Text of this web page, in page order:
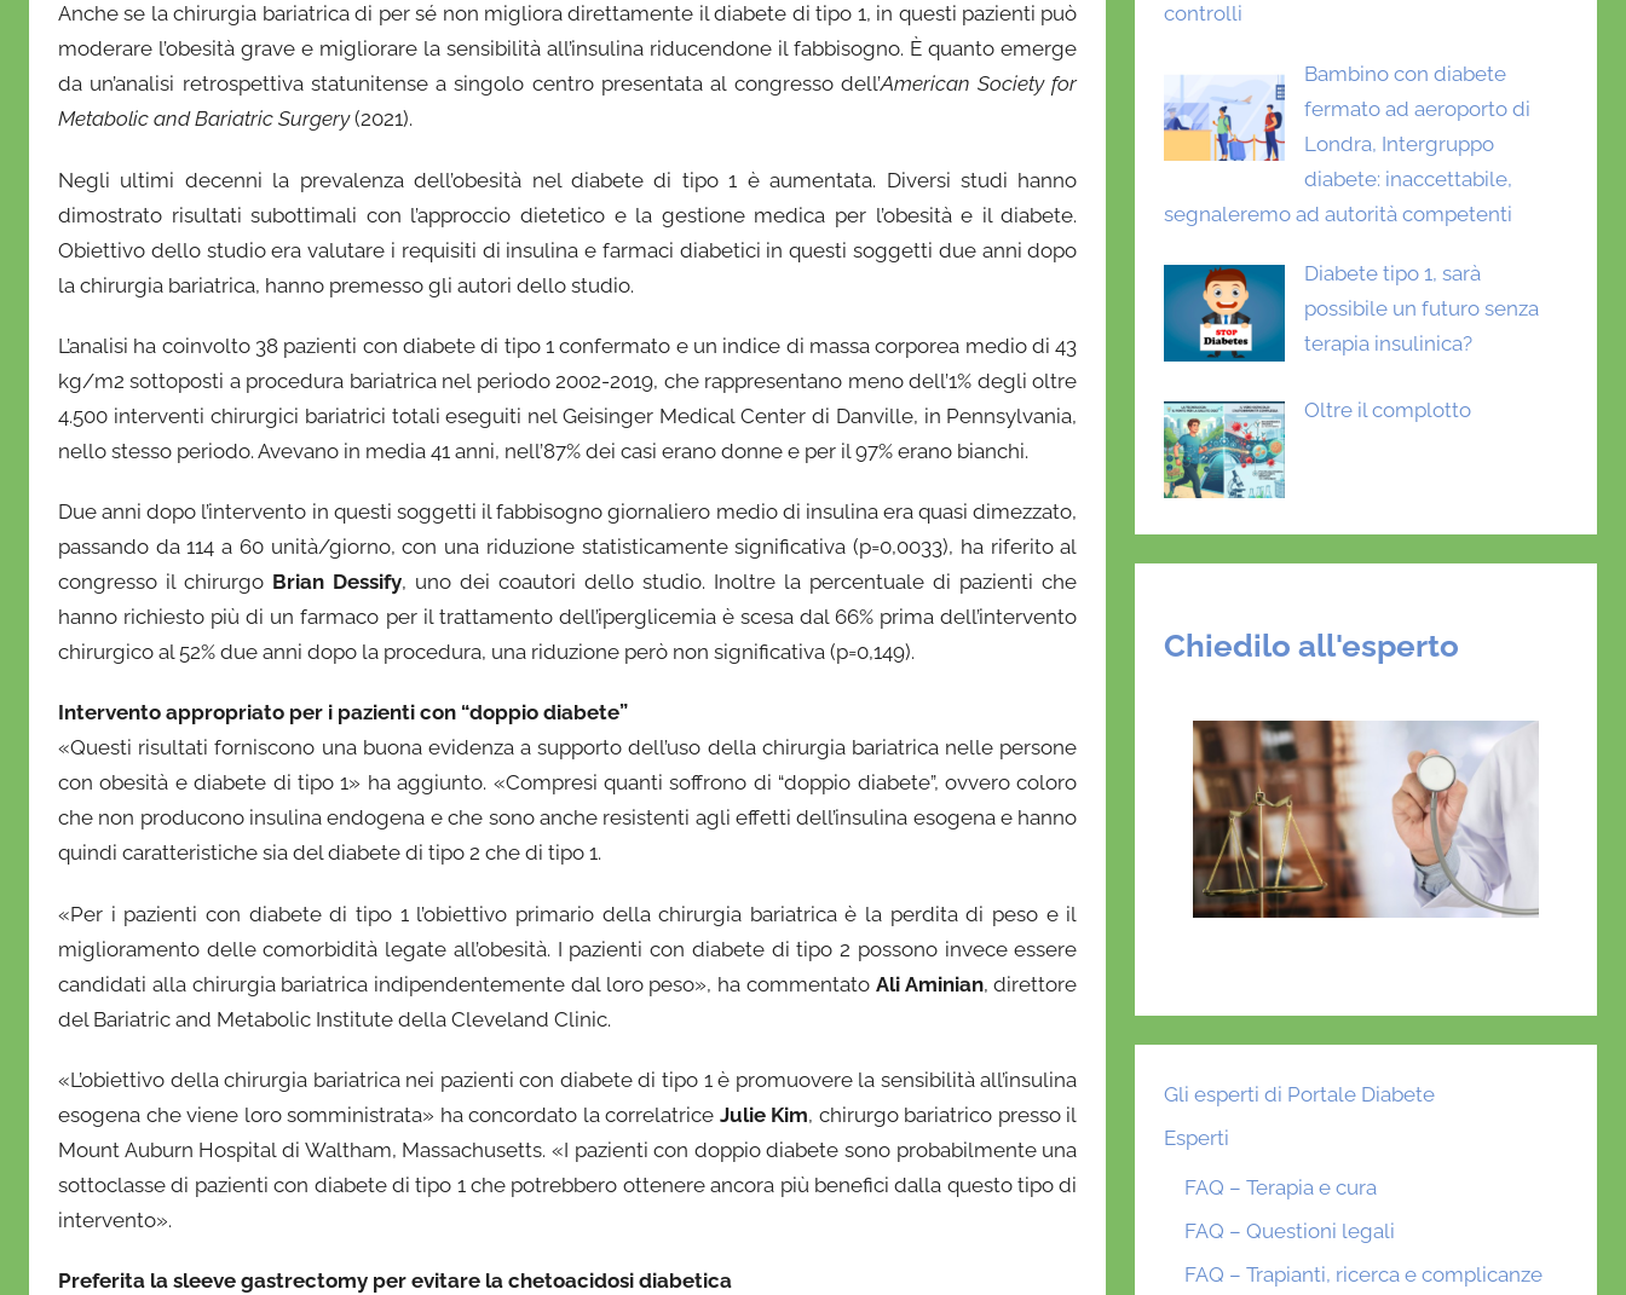
D
a
n
l
a
D
n
r
i
Anche se la chirurgia bariatrica di per sé non migliora direttamente il diabete di tipo 1, in questi pazienti può
moderare l’obesità grave e migliorare la sensibilità all’insulina riducendone il fabbisogno. È quanto emerge
da un’analisi retrospettiva statunitense a singolo centro presentata al congresso dell’American Society for
Metabolic and Bariatric Surgery(2021).
Negli ultimi decenni la prevalenza dell’obesità nel diabete di tipo 1 è aumentata. Diversi studi hanno
dimostrato risultati subottimali con l’approccio dietetico e la gestione medica per l’obesità e il diabete.
Obiettivo dello studio era valutare i requisiti di insulina e farmaci diabetici in questi soggetti due anni dopo
la chirurgia bariatrica, hanno premesso gli autori dello studio.
L’analisi ha coinvolto 38 pazienti con diabete di tipo 1 confermato e un indice di massa corporea medio di 43
kg/m2 sottoposti a procedura bariatrica nel periodo 2002-2019, che rappresentano meno dell’1% degli oltre
4.500 interventi chirurgici bariatrici totali eseguiti nel Geisinger Medical Center di Danville, in Pennsylvania,
nello stesso periodo. Avevano in media 41 anni, nell’87% dei casi erano donne e per il 97% erano bianchi.
Due anni dopo l’intervento in questi soggetti il fabbisogno giornaliero medio di insulina era quasi dimezzato,
passando da 114 a 60 unità/giorno, con una riduzione statisticamente significativa (p=0,0033), ha riferito al
congresso il chirurgo Brian Dessify, uno dei coautori dello studio. Inoltre la percentuale di pazienti che
hanno richiesto più di un farmaco per il trattamento dell’iperglicemia è scesa dal 66% prima dell’intervento
chirurgico al 52% due anni dopo la procedura, una riduzione però non significativa (p=0,149).
Intervento appropriato per i pazienti con “doppio diabete”
«Questi risultati forniscono una buona evidenza a supporto dell’uso della chirurgia bariatrica ​nelle persone
con obesità e diabete di tipo 1» ha aggiunto. «Compresi quanti soffrono di “doppio diabete”, ovvero coloro
che non producono insulina endogena e che sono anche resistenti agli effetti dell’insulina esogena e hanno
quindi caratteristiche sia del diabete di tipo 2 che di tipo 1.
«Per i pazienti con diabete di tipo 1 l’obiettivo primario della chirurgia bariatrica è la perdita di peso e il
miglioramento delle comorbidità legate all’obesità. I pazienti con diabete di tipo 2 possono invece essere
candidati alla chirurgia bariatrica indipendentemente dal loro peso», ha commentato Ali Aminian, direttore
del Bariatric and Metabolic Institute della Cleveland Clinic.
«L’obiettivo della chirurgia bariatrica nei pazienti con diabete di tipo 1 è promuovere la sensibilità all’insulina
esogena che viene loro somministrata» ha concordato la correlatrice Julie Kim, chirurgo bariatrico presso il
Mount Auburn Hospital di Waltham, Massachusetts. «I pazienti con doppio diabete sono probabilmente una
sottoclasse di pazienti con diabete di tipo 1 che potrebbero ottenere ancora più benefici dalla questo tipo di
intervento».
Preferita la sleeve gastrectomy per evitare la chetoacidosi diabetica
controlli
Bambino con diabete
fermato ad aeroporto di
Londra, Intergruppo
diabete: inaccettabile,
segnaleremo ad autorità competenti
Diabete tipo 1, sarà
possibile un futuro senza
terapia insulinica?
Oltre il complotto
Chiedilo all'esperto
Gli esperti di Portale Diabete
Esperti
FAQ – Terapia e cura
FAQ – Questioni legali
FAQ – Trapianti, ricerca e complicanze